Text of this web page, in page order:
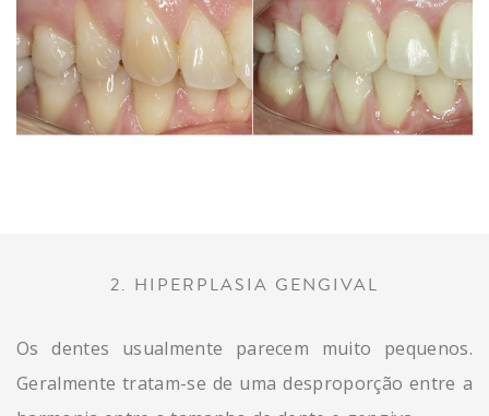
2. HIPERPLASIA GENGIVAL
Os dentes usualmente parecem muito pequenos.
Geralmente tratam-se de uma desproporção entre a